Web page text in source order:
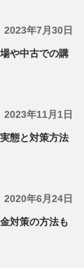
2023年7月30日
や中古での購
2023年11月1日
態と対策方法
2020年6月24日
対策の方法も